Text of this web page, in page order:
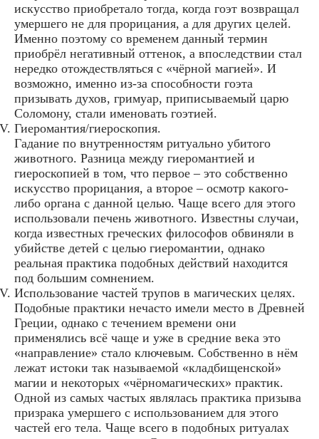
искусство приобретало тогда, когда гоэт возвращал
умершего не для прорицания, а для других целей.
Именно поэтому со временем данный термин
приобрёл негативный оттенок, а впоследствии стал
нередко отождествляться с «чёрной магией». И
возможно, именно из-за способности гоэта
призывать духов, гримуар, приписываемый царю
Соломону, стали именовать гоэтией.
Гиеромантия/гиероскопия.
Гадание по внутренностям ритуально убитого
животного. Разница между гиеромантией и
гиероскопией в том, что первое – это собственно
искусство прорицания, а второе – осмотр какого-
либо органа с данной целью. Чаще всего для этого
использовали печень животного. Известны случаи,
когда известных греческих философов обвиняли в
убийстве детей с целью гиеромантии, однако
реальная практика подобных действий находится
под большим сомнением.
Использование частей трупов в магических целях.
Подобные практики нечасто имели место в Древней
Греции, однако с течением времени они
применялись всё чаще и уже в средние века это
«направление» стало ключевым. Собственно в нём
лежат истоки так называемой «кладбищенской»
магии и некоторых «чёрномагических» практик.
Одной из самых частых являлась практика призыва
призрака умершего с использованием для этого
частей его тела. Чаще всего в подобных ритуалах